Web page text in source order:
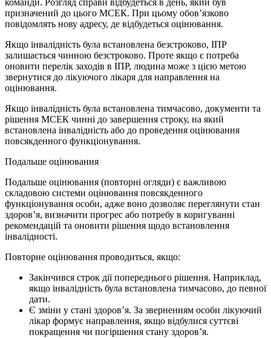
команди. Розгляд справи відбудеться в день, який був
призначений до цього МСЕК. При цьому обов’язково
повідомлять нову адресу, де відбудеться оцінювання.
Якщо інвалідність була встановлена безстроково, ІПР
залишається чинною безстроково. Проте якщо є потреба
оновити перелік заходів в ІПР, людина може з цією метою
звернутися до лікуючого лікаря для направлення на
оцінювання.
Якщо інвалідність була встановлена тимчасово, документи та
рішення МСЕК чинні до завершення строку, на який
встановлена інвалідність або до проведення оцінювання
повсякденного функціонування.
Подальше оцінювання
Подальше оцінювання (повторні огляди) є важливою
складовою системи оцінювання повсякденного
функціонування особи, адже воно дозволяє переглянути стан
здоров’я, визначити прогрес або потребу в коригуванні
рекомендацій та оновити рішення щодо встановлення
інвалідності.
Повторне оцінювання проводиться, якщо:
Закінчився строк дії попереднього рішення. Наприклад,
якщо інвалідність була встановлена тимчасово, до певної
дати.
Є зміни у стані здоров’я. За зверненням особи лікуючий
лікар формує направлення, якщо відбулися суттєві
покращення чи погіршення стану здоров’я.